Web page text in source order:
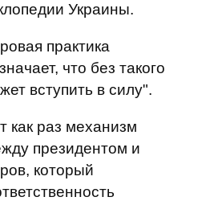
Украины.
практика
что без такого
вступить в силу".
как раз механизм
президентом и
который